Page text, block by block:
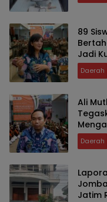
89
Jadi
Daerah
Ali
Daerah
Jatim